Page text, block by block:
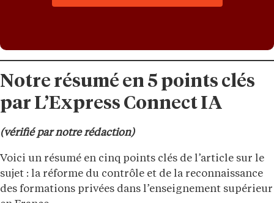
Notre résumé en 5 points clés
par L’Express Connect IA
(vérifié par notre rédaction)
Voici un résumé en cinq points clés de l’article sur le
sujet : la réforme du contrôle et de la reconnaissance
des formations privées dans l’enseignement supérieur